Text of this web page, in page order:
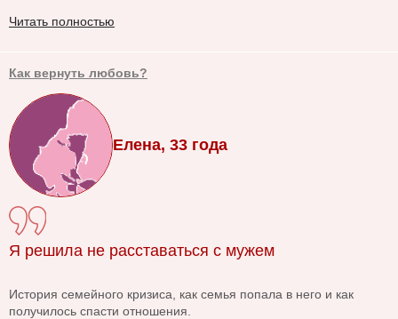
Читать полностью
Как вернуть любовь?
Елена, 33 года
Я решила не расставаться с мужем
История семейного кризиса, как семья попала в него и как
получилось спасти отношения.